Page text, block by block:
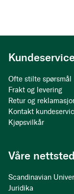
Ofte stilte spørsmål
Frakt og levering
Retur og
Kontakt
Kjøpsvilkår
Våre
Scandinavian
Juridika